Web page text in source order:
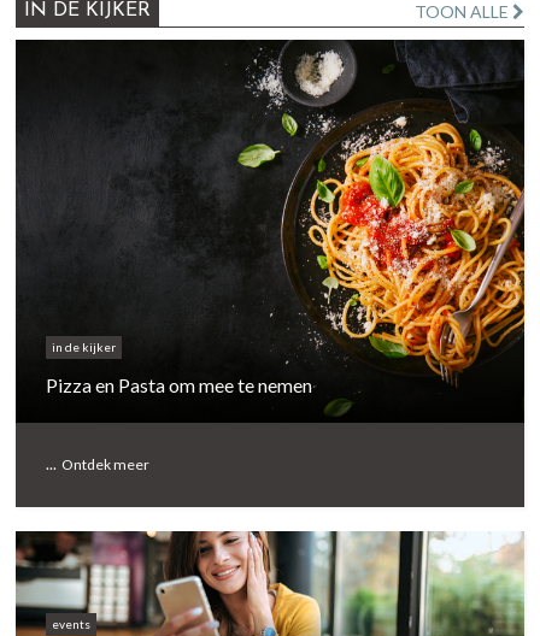
IN DE KIJKER TOON ALLE
in de kijker
Pizza en Pasta om mee te nemen
... Ontdek meer
events